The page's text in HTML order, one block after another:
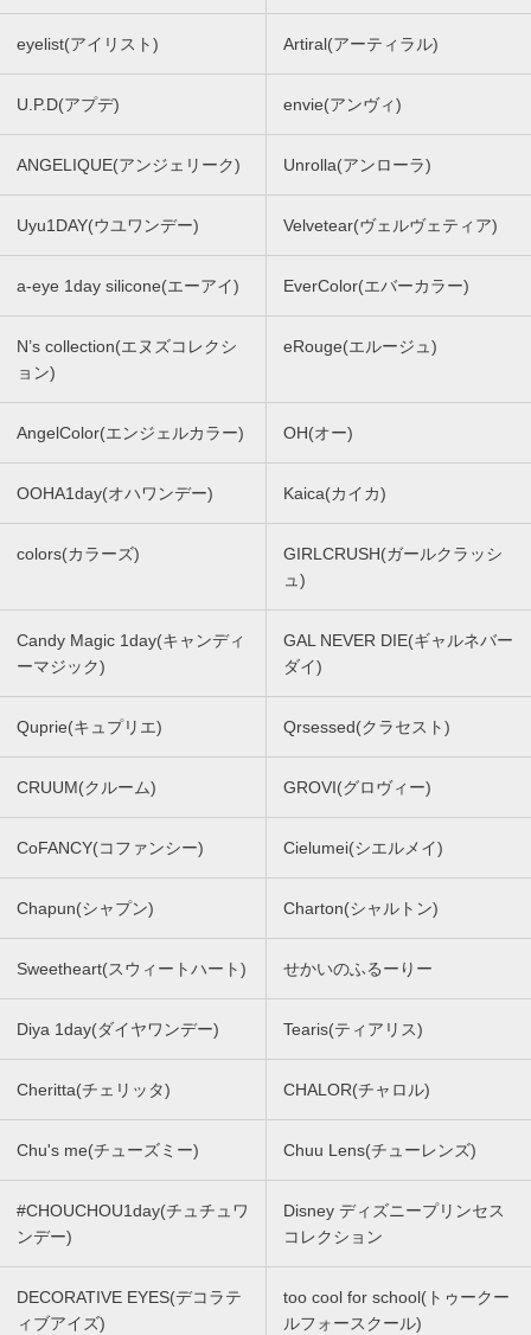
eyelist(アイリスト) Artiral(アーティラル)
U.P.D(アプデ) envie(アンヴィ)
ANGELIQUE(アンジェリーク) Unrolla(アンローラ)
Uyu1DAY(ウユワンデー) Velvetear(ヴェルヴェティア)
a-eye 1day silicone(エーアイ) EverColor(エバーカラー)
N’s collection(エヌズコレクシ
ョン)
eRouge(エルージュ)
AngelColor(エンジェルカラー) OH(オー)
OOHA1day(オハワンデー) Kaica(カイカ)
colors(カラーズ)
GIRLCRUSH(ガールクラッシ
ュ)
Candy Magic 1day(キャンディ
ーマジック)
GAL NEVER DIE(ギャルネバー
ダイ)
Quprie(キュプリエ) Qrsessed(クラセスト)
CRUUM(クルーム) GROVI(グロヴィー)
CoFANCY(コファンシー) Cielumei(シエルメイ)
Chapun(シャプン) Charton(シャルトン)
Sweetheart(スウィートハート) せかいのふるーりー
Diya 1day(ダイヤワンデー) Tearis(ティアリス)
Cheritta(チェリッタ) CHALOR(チャロル)
Chu's me(チューズミー) Chuu Lens(チューレンズ)
#CHOUCHOU1day(チュチュワ
ンデー)
Disney ディズニープリンセス
コレクション
DECORATIVE EYES(デコラテ
ィブアイズ)
too cool for school(トゥークー
ルフォースクール)